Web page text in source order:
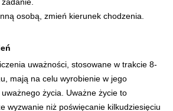
osobą, zmień kierunek chodzenia.
uważności, stosowane w trakcie 8-
mają na celu wyrobienie w jego
życia. Uważne życie to
wyzwanie niż poświęcanie kilkudziesięciu